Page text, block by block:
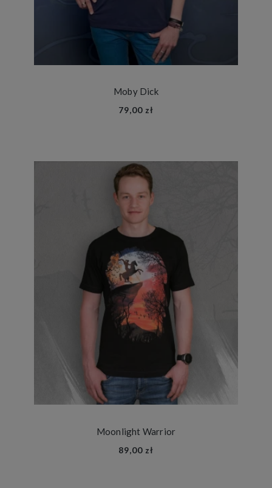
Moby Dick
79,00 zł
Moonlight Warrior
89,00 zł